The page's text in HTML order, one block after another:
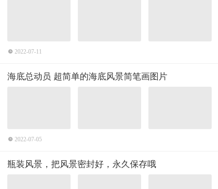
2022-07-11
海底总动员 超简单的海底风景简笔画图片
2022-07-05
瓶装风景，把风景密封好，永久保存哦